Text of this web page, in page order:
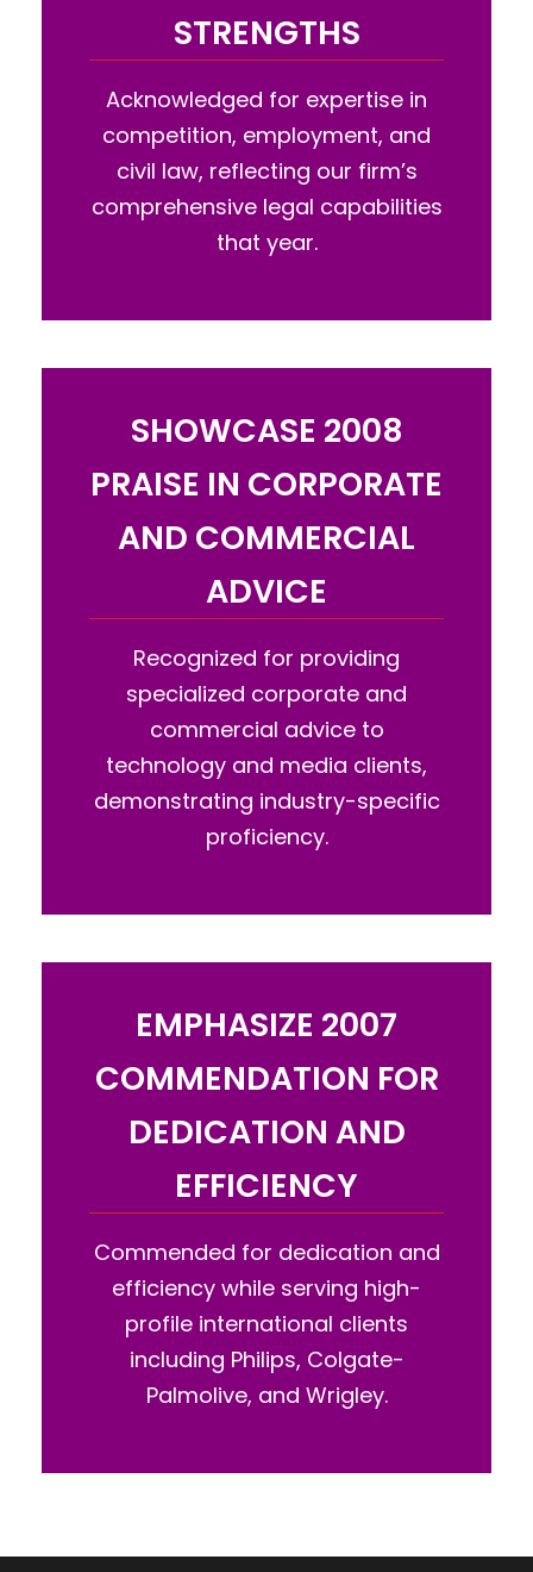
STRENGTHS
Acknowledged for expertise in
competition, employment, and
civil law, reflecting our firm’s
comprehensive legal capabilities
that year.
SHOWCASE 2008
PRAISE IN CORPORATE
AND COMMERCIAL
ADVICE
Recognized for providing
specialized corporate and
commercial advice to
technology and media clients,
demonstrating industry-specific
proficiency.
EMPHASIZE 2007
COMMENDATION FOR
DEDICATION AND
EFFICIENCY
Commended for dedication and
efficiency while serving high-
profile international clients
including Philips, Colgate-
Palmolive, and Wrigley.